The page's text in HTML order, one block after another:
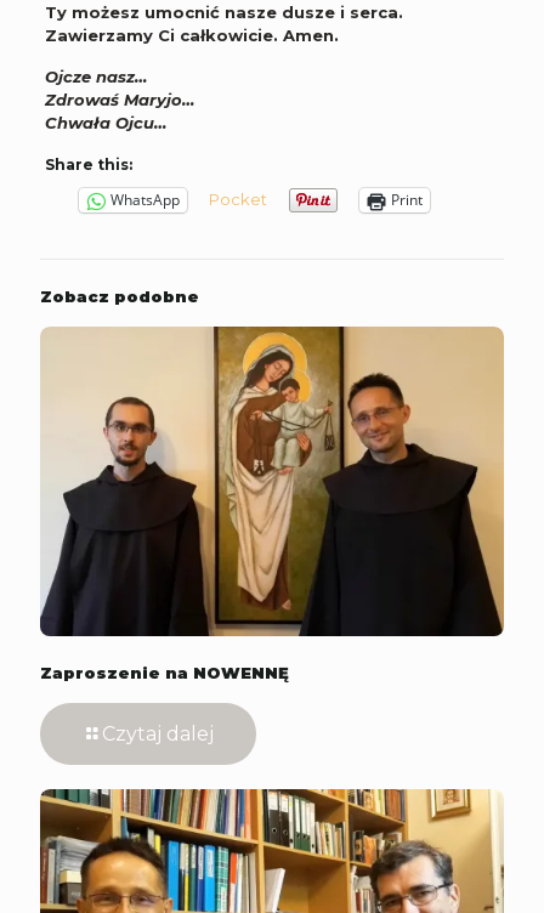
Ty możesz umocnić nasze dusze i serca.
Zawierzamy Ci całkowicie. Amen.
Ojcze nasz…
Zdrowaś Maryjo…
Chwała Ojcu…
Share this:
WhatsApp Pocket Print
Zobacz podobne
Zaproszenie na NOWENNĘ
Czytaj dalej